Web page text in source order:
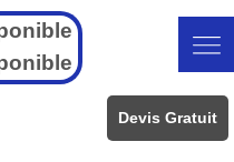
Devis Gratuit